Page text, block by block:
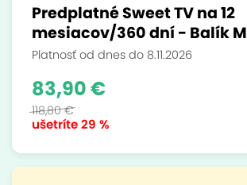
Predplatné Sweet TV na 12
mesiacov/360 dní - Balík M
Platnosť od dnes do 8.11.2026
ušetríte29 %
83,90 €
118,80 €